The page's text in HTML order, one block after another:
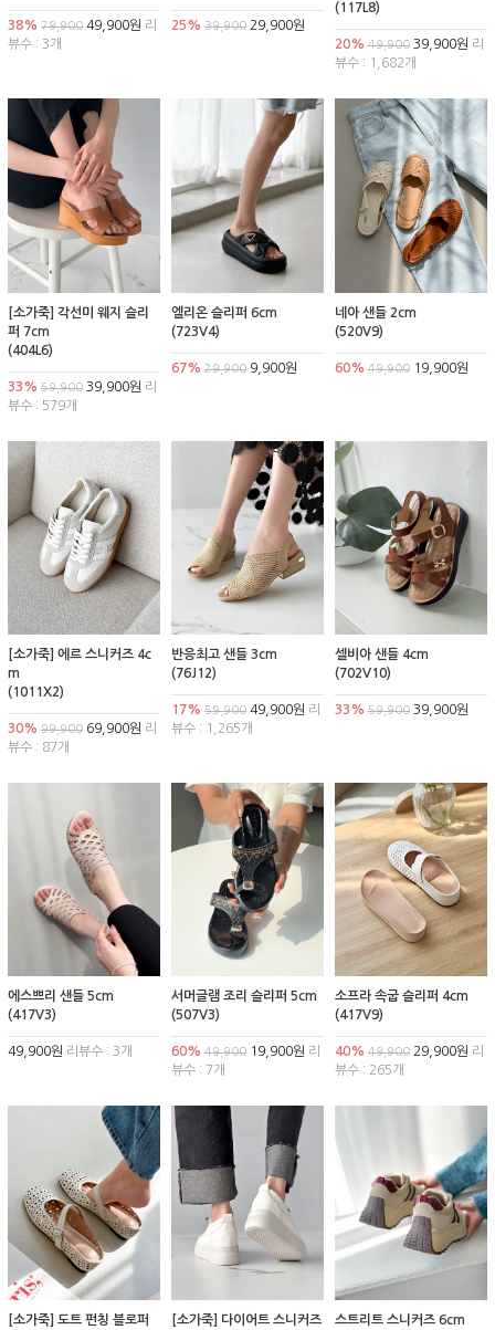
38% 79,900 49,900원 리
뷰수 : 3개
25% 39,90029,900원
(117L8)
20% 49,90039,900원 리
뷰수 : 1,682개
[소가죽] 각선미 웨지 슬리
퍼 7cm
(404L6)
33% 59,900 39,900원 리
뷰수 : 579개
엘리온 슬리퍼 6cm
(723V4)
67% 29,9009,900원
네아 샌들 2cm
(520V9)
60% 49,90019,900원
[소가죽] 에르 스니커즈 4c
m
(1011X2)
30% 99,900 69,900원 리
뷰수 : 87개
반응최고 샌들 3cm
(76J12)
17% 59,90049,900원 리
뷰수 : 1,265개
셀비아 샌들 4cm
(702V10)
33% 59,90039,900원
에스쁘리 샌들 5cm
(417V3)
49,900원 리뷰수 : 3개
서머글램 조리 슬리퍼 5cm
(507V3)
60% 49,90019,900원 리
뷰수 : 7개
소프라 속굽 슬리퍼 4cm
(417V9)
40% 49,90029,900원 리
뷰수 : 265개
[소가죽] 도트 펀칭 블로퍼
[소가죽] 다이어트 스니커즈
스트리트 스니커즈 6cm